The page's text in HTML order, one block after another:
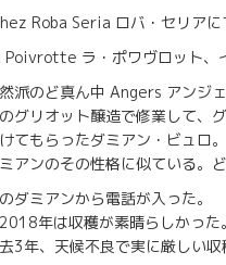
Roba Seria ロバ・セリアに
Poivrotte ラ・ポワヴロット、
派のど真ん中 Angers アンジ
グリオット醸造で修業して、
てもらったダミアン・ビュロ
アンのその性格に似ている。
ダミアンから電話が入った。
2018年は収穫が素晴らしかっ
3年、天候不良で実に厳しい